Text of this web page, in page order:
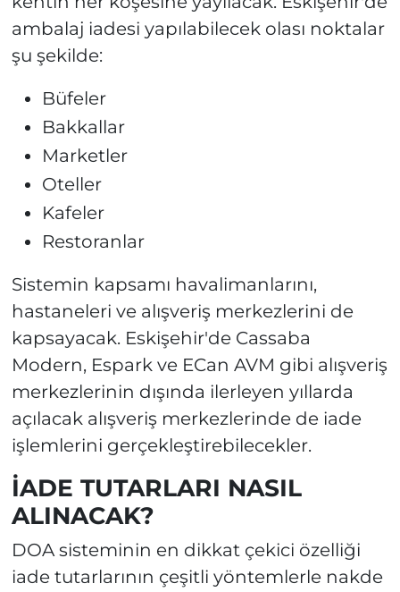
ambalaj iadesi yapılabilecek olası noktalar
şu şekilde:
Büfeler
Bakkallar
Marketler
Oteller
Kafeler
Restoranlar
Sistemin kapsamı havalimanlarını,
hastaneleri ve alışveriş merkezlerini de
kapsayacak. Eskişehir'de Cassaba
Modern, Espark ve ECan AVM gibi alışveriş
merkezlerinin dışında ilerleyen yıllarda
açılacak alışveriş merkezlerinde de iade
işlemlerini gerçekleştirebilecekler.
İADE TUTARLARI NASIL
ALINACAK?
DOA sisteminin en dikkat çekici özelliği
iade tutarlarının çeşitli yöntemlerle nakde